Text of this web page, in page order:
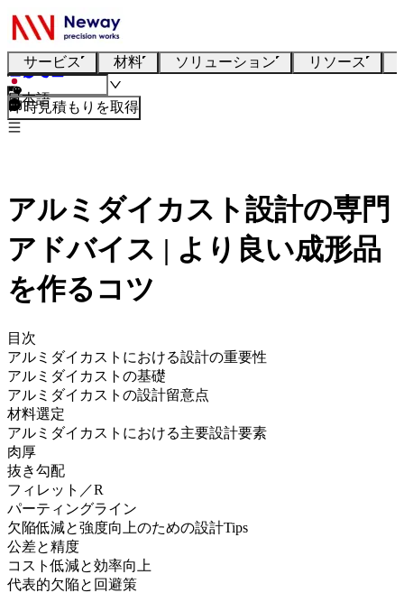
サービス 材料 ソリューション リソース
日本語
即時見積もりを取得
アルミダイカスト設計の専門
アドバイス | より良い成形品
を作るコツ
目次
アルミダイカストにおける設計の重要性
アルミダイカストの基礎
アルミダイカストの設計留意点
材料選定
アルミダイカストにおける主要設計要素
肉厚
抜き勾配
フィレット／R
パーティングライン
欠陥低減と強度向上のための設計Tips
公差と精度
コスト低減と効率向上
代表的欠陥と回避策